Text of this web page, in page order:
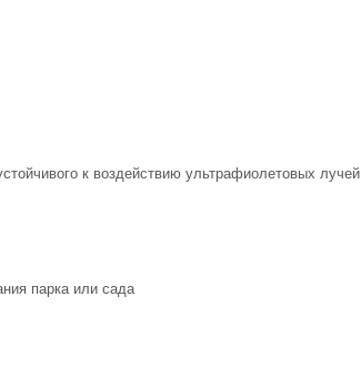
к воздействию ультрафиолетовых лучей
парка или сада